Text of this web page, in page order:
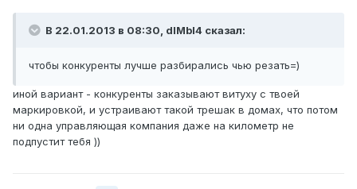
В 22.01.2013 в 08:30, dIMbI4 сказал:
чтобы конкуренты лучше разбирались чью резать=)
иной вариант - конкуренты заказывают витуху с твоей
маркировкой, и устраивают такой трешак в домах, что потом
ни одна управляющая компания даже на километр не
подпустит тебя ))